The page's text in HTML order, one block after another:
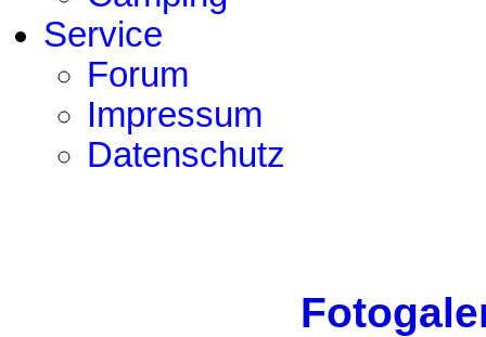
Service
Forum
Impressum
Datenschutz